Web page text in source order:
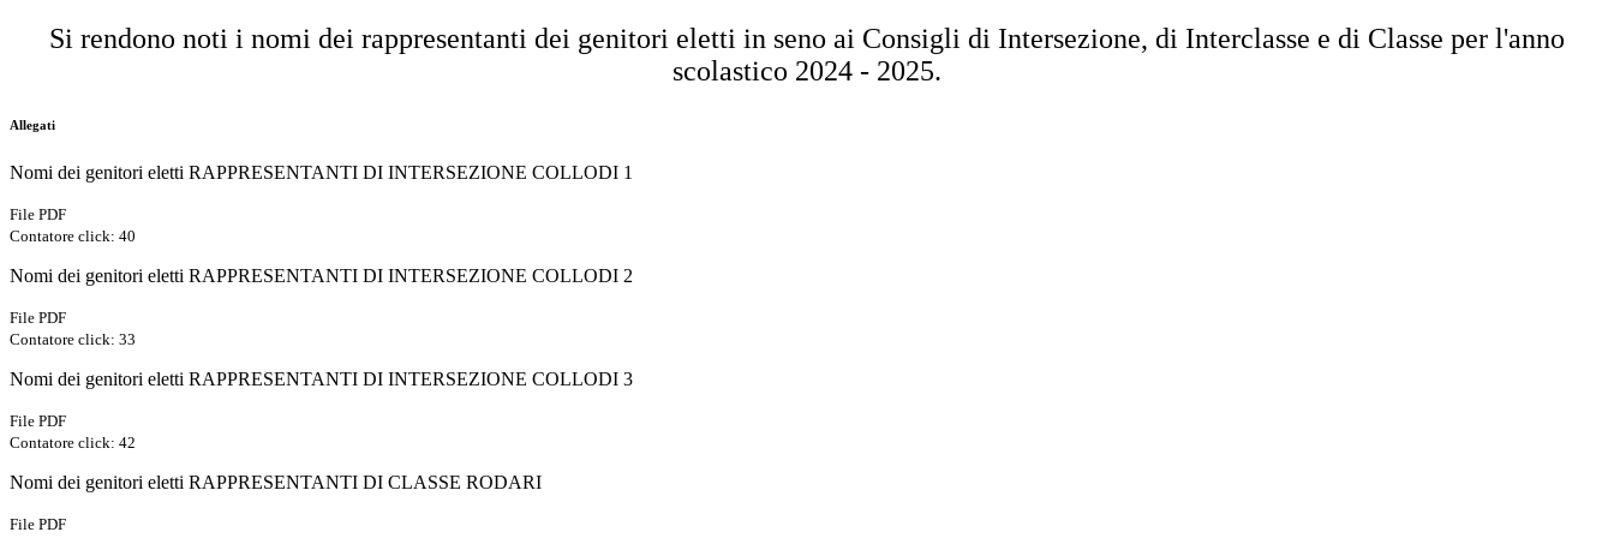
Si rendono noti i nomi dei rappresentanti dei genitori eletti in seno ai Consigli di Intersezione, di Interclasse e di Classe per l'anno
scolastico 2024 - 2025.
Allegati
Nomi dei genitori eletti RAPPRESENTANTI DI INTERSEZIONE COLLODI 1
File PDF
Contatore click: 40
Nomi dei genitori eletti RAPPRESENTANTI DI INTERSEZIONE COLLODI 2
File PDF
Contatore click: 33
Nomi dei genitori eletti RAPPRESENTANTI DI INTERSEZIONE COLLODI 3
File PDF
Contatore click: 42
Nomi dei genitori eletti RAPPRESENTANTI DI CLASSE RODARI
File PDF